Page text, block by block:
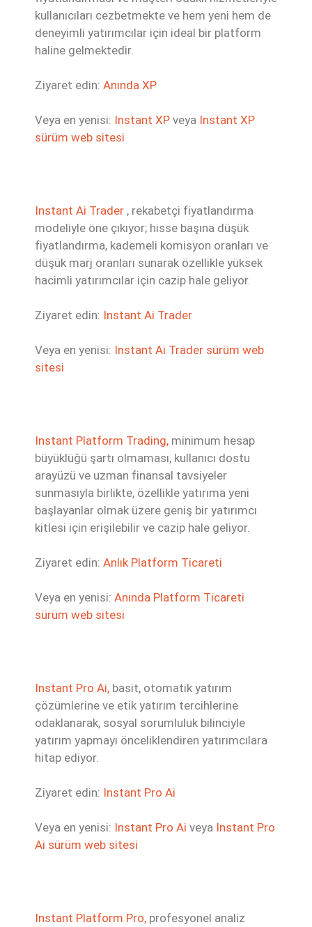
kullanıcıları cezbetmekte ve hem yeni hem de
deneyimli yatırımcılar için ideal bir platform
haline gelmektedir.
Ziyaret edin: Anında XP
Veya en yenisi: Instant XP veya Instant XP
sürüm web sitesi
Instant Ai Trader , rekabetçi fiyatlandırma
modeliyle öne çıkıyor; hisse başına düşük
fiyatlandırma, kademeli komisyon oranları ve
düşük marj oranları sunarak özellikle yüksek
hacimli yatırımcılar için cazip hale geliyor.
Ziyaret edin: Instant Ai Trader
Veya en yenisi: Instant Ai Trader sürüm web
sitesi
Instant Platform Trading, minimum hesap
büyüklüğü şartı olmaması, kullanıcı dostu
arayüzü ve uzman finansal tavsiyeler
sunmasıyla birlikte, özellikle yatırıma yeni
başlayanlar olmak üzere geniş bir yatırımcı
kitlesi için erişilebilir ve cazip hale geliyor.
Ziyaret edin: Anlık Platform Ticareti
Veya en yenisi: Anında Platform Ticareti
sürüm web sitesi
Instant Pro Ai, basit, otomatik yatırım
çözümlerine ve etik yatırım tercihlerine
odaklanarak, sosyal sorumluluk bilinciyle
yatırım yapmayı önceliklendiren yatırımcılara
hitap ediyor.
Ziyaret edin: Instant Pro Ai
Veya en yenisi: Instant Pro Ai veya Instant Pro
Ai sürüm web sitesi
Instant Platform Pro, profesyonel analiz